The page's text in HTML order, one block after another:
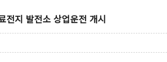
전지 발전소 상업운전 개시